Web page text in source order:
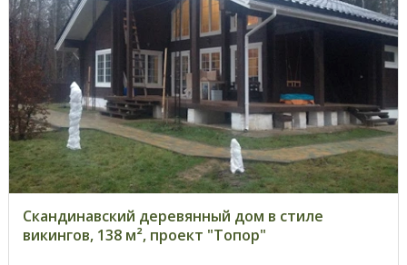
Скандинавский деревянный дом в стиле
викингов, 138 м², проект "Топор"